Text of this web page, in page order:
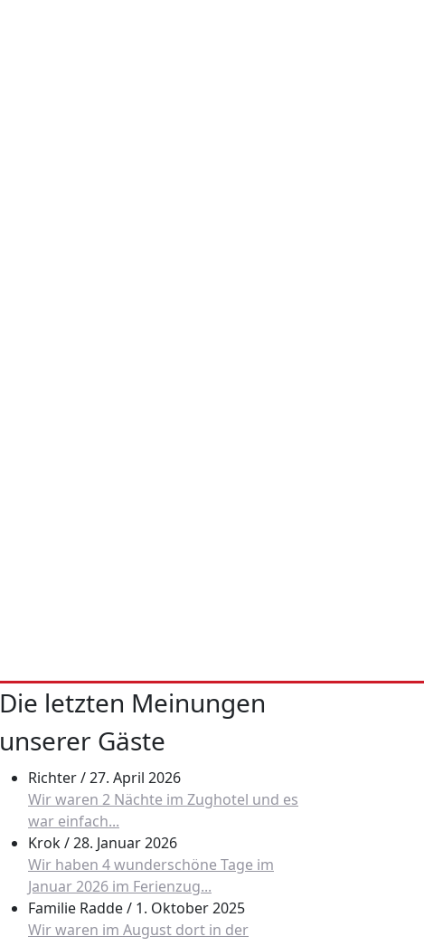
Die letzten Meinungen
unserer Gäste
Richter/27. April 2026
Wir waren 2 Nächte im Zughotel und es
war einfach...
Krok/28. Januar 2026
Wir haben 4 wunderschöne Tage im
Januar 2026 im Ferienzug...
Familie Radde/ 1. Oktober 2025
Wir waren im August dort in der